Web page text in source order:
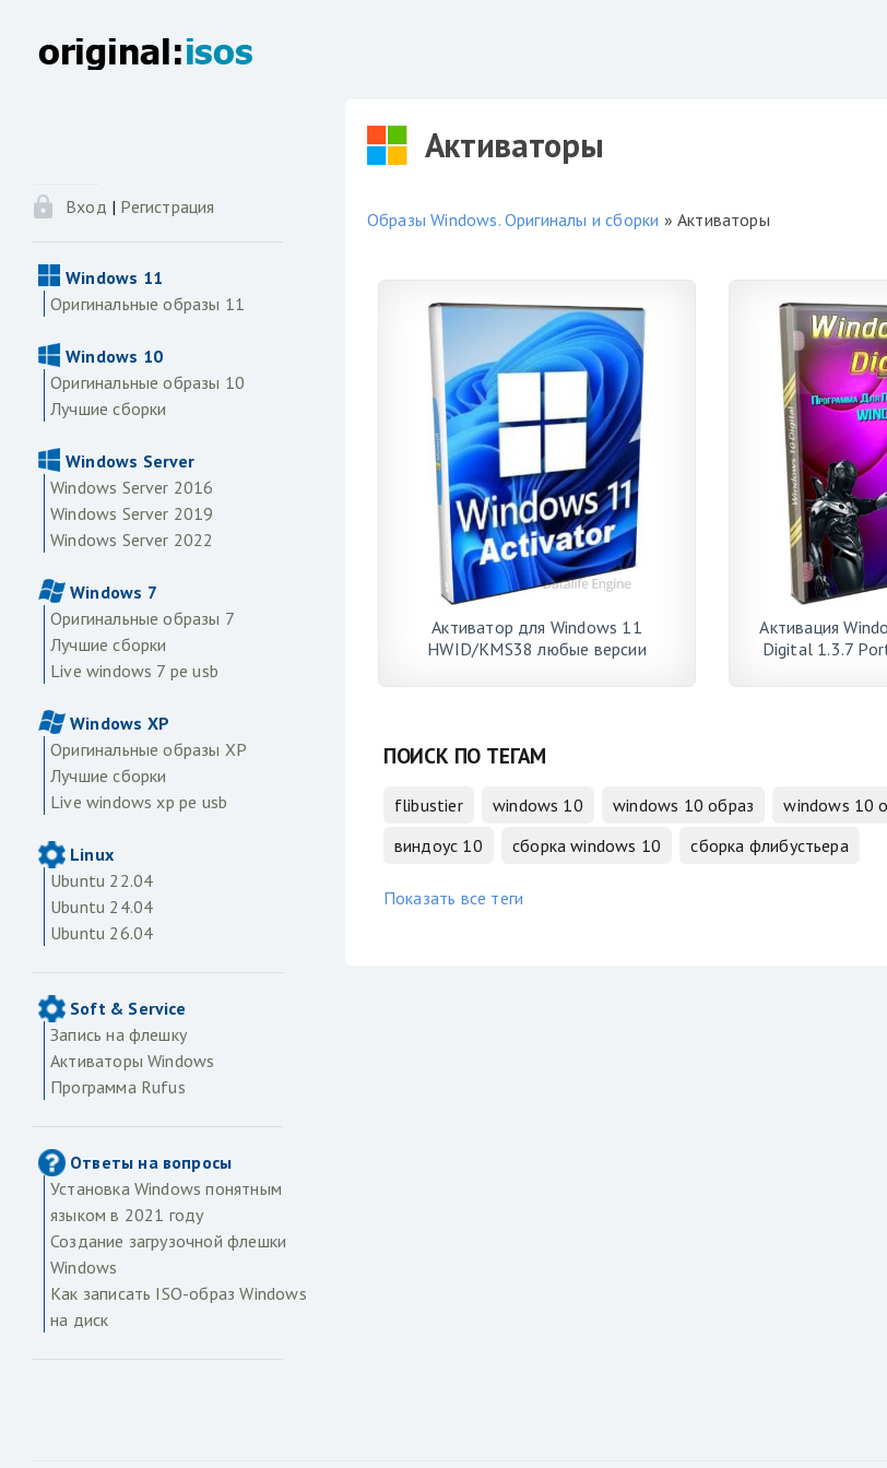
Активаторы
Образы Windows. Оригиналы и сборки » Активаторы
Активатор для Windows 11
HWID/KMS38 любые версии
Активация
Digital 1.3.7
ПОИСК ПО ТЕГАМ
flibustier windows 10 windows 10 образ windows 10
виндоус 10
сборка windows 10 сборка флибустьера
Показать все теги
Вход | Регистрация
Windows 11
Оригинальные образы 11
Windows 10
Оригинальные образы 10
Лучшие сборки
Windows Server
Windows Server 2016
Windows Server 2019
Windows Server 2022
Windows 7
Оригинальные образы 7
Лучшие сборки
Live windows 7 pe usb
Windows XP
Оригинальные образы XP
Лучшие сборки
Live windows xp pe usb
Linux
Ubuntu 22.04
Ubuntu 24.04
Ubuntu 26.04
Soft & Service
Запись на флешку
Активаторы Windows
Программа Rufus
Ответы на вопросы
Установка Windows понятным
языком в 2021 году
Создание загрузочной флешки
Windows
Как записать ISO-образ Windows
на диск